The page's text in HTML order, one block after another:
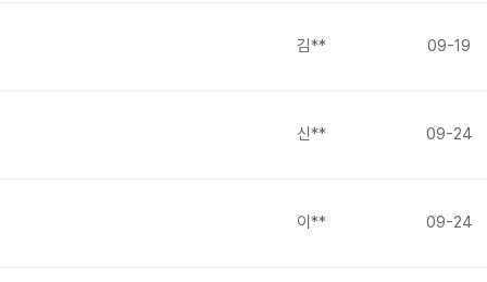
김** 09-19
신** 09-24
이** 09-24